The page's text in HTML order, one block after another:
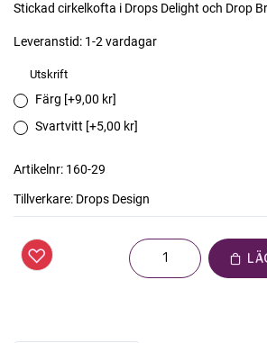
Stickad cirkelkofta i Drops Delight och Drop
Leveranstid: 1-2 vardagar
Utskrift
Färg [+9,00 kr]
Svartvitt [+5,00 kr]
Artikelnr: 160-29
Tillverkare: Drops Design